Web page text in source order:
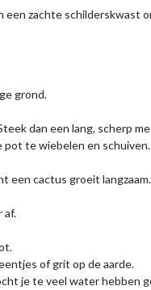
een zachte schilderskwast
grond.
dan een lang, scherp
te wiebelen en
een cactus groeit langzaam.
af.
of grit op de aarde.
je te veel water hebben